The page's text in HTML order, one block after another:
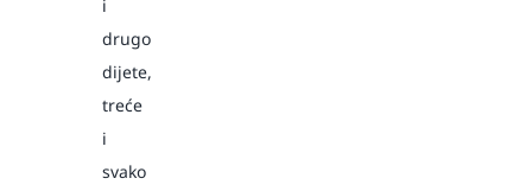
i
drugo
dijete,
treće
i
svako